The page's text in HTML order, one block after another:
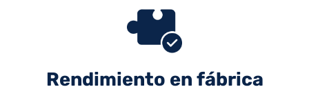
Rendimiento en fábrica